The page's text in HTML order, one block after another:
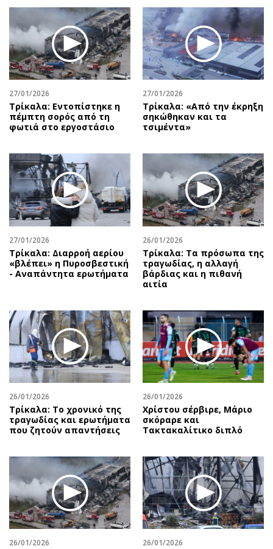
27/01/2026
Τρίκαλα: Εντοπίστηκε η
πέμπτη σορός από τη
φωτιά στο εργοστάσιο
27/01/2026
Τρίκαλα: «Από την έκρηξη
σηκώθηκαν και τα
τσιμέντα»
27/01/2026
Τρίκαλα: Διαρροή αερίου
«βλέπει» η Πυροσβεστική
- Αναπάντητα ερωτήματα
26/01/2026
Τρίκαλα: Τα πρόσωπα της
τραγωδίας, η αλλαγή
βάρδιας και η πιθανή
αιτία
26/01/2026
Τρίκαλα: Το χρονικό της
τραγωδίας και ερωτήματα
που ζητούν απαντήσεις
26/01/2026
Χρίστου σέρβιρε, Μάριο
σκόραρε και
Τακτακαλίτικο διπλό
26/01/2026 26/01/2026